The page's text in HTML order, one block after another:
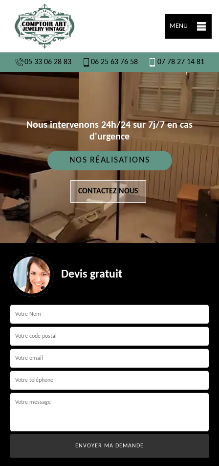
MENU
05 33 06 28 83 06 25 63 76 58 07 78 27 14 81
Nous intervenons 24h/24 sur 7j/7 en cas
d'urgence
NOS RÉALISATIONS
CONTACTEZ NOUS
Devis gratuit